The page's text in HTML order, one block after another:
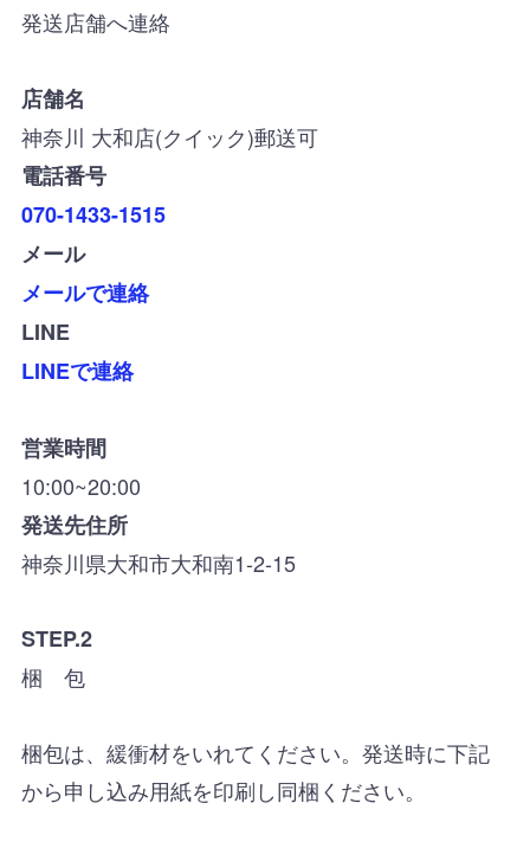
発送店舗へ連絡
店舗名
神奈川 大和店(クイック)郵送可
電話番号
070-1433-1515
メール
メールで連絡
LINE
LINEで連絡
営業時間
10:00~20:00
発送先住所
神奈川県大和市大和南1-2-15
STEP.2
梱 包
梱包は、緩衝材をいれてください。発送時に下記
から申し込み用紙を印刷し同梱ください。